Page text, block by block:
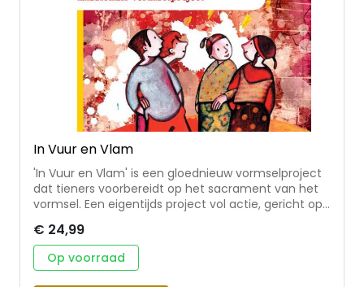
In Vuur en Vlam
'In Vuur en Vlam' is een gloednieuw vormselproject
dat tieners voorbereidt op het sacrament van het
vormsel. Een eigentijds project vol actie, gericht op
In dit begeleidersboek staat alle benodigde
informatie voor een goed verloop van de
€ 24,99
Op voorraad